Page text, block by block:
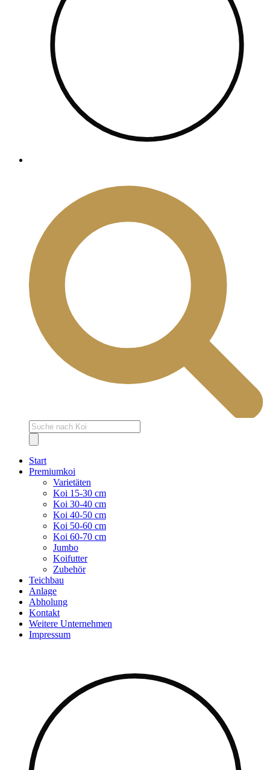
Products
search
Start
Premiumkoi
Varietäten
Koi 15-30 cm
Koi 30-40 cm
Koi 40-50 cm
Koi 50-60 cm
Koi 60-70 cm
Jumbo
Koifutter
Zubehör
Teichbau
Anlage
Abholung
Kontakt
Weitere Unternehmen
Impressum